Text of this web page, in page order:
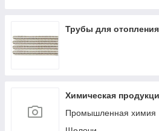
Низковольтное
Трубы для
Химическая
Промышленная химия